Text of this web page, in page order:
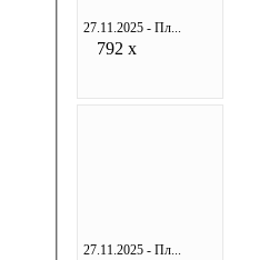
27.11.2025 - Пл...
792 x
27.11.2025 - Пл...